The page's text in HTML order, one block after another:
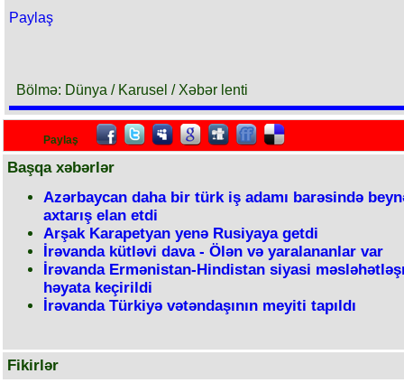
Paylaş
Bölmə: Dünya / Karusel / Xəbər lenti
Paylaş
Başqa xəbərlər
Azərbaycan daha bir türk iş adamı barəsində
axtarış elan etdi
Arşak Karapetyan yenə Rusiyaya getdi
İrəvanda kütləvi dava - Ölən və yaralananlar var
İrəvanda Ermənistan-Hindistan siyasi
həyata keçirildi
İrəvanda Türkiyə vətəndaşının meyiti tapıldı
Fikirlər